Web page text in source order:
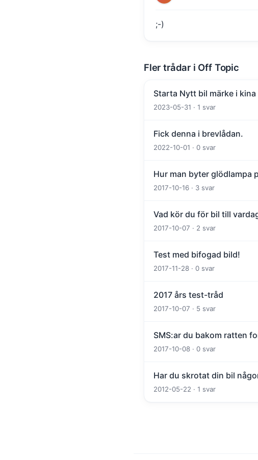
;-)
Fler trådar i Off Topic
Starta Nytt bil märke i kina
2023-05-31 · 1 svar
Fick denna i brevlådan.
2022-10-01 · 0 svar
Hur man byter glödlampa
2017-10-16 · 3 svar
Vad kör du för bil till
2017-10-07 · 2 svar
Test med bifogad bild!
2017-11-28 · 0 svar
2017 års test-tråd
2017-10-07 · 5 svar
SMS:ar du bakom ratten
2017-10-08 · 0 svar
Har du skrotat din bil
2012-05-22 · 1 svar